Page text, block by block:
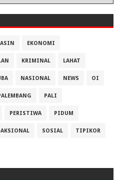
EKONOMI
KRIMINAL LAHAT
NASIONAL NEWS OI
PALI
PERISTIWA PIDUM
SOSIAL TIPIKOR